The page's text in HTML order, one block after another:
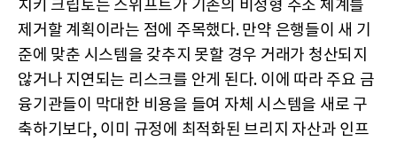
치키 크립토는 스위프트가 기존의 비정형 주소 체계를
제거할 계획이라는 점에 주목했다. 만약 은행들이 새 기
준에 맞춘 시스템을 갖추지 못할 경우 거래가 청산되지
않거나 지연되는 리스크를 안게 된다. 이에 따라 주요 금
융기관들이 막대한 비용을 들여 자체 시스템을 새로 구
축하기보다, 이미 규정에 최적화된 브리지 자산과 인프